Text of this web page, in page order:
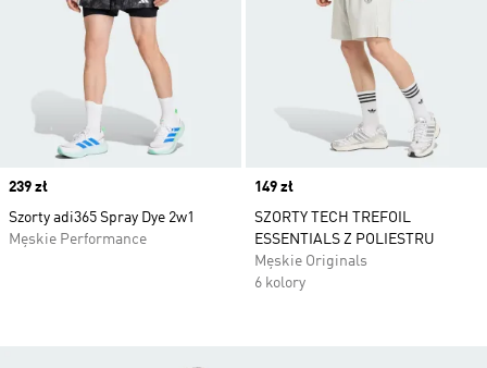
Price
239 zł
Szorty adi365 Spray Dye 2w1
Męskie Performance
Price
149 zł
SZORTY TECH TREFOIL
ESSENTIALS Z POLIESTRU
Męskie Originals
6 kolory